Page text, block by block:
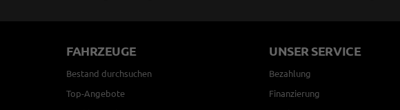
FAHRZEUGE
Bestand durchsuchen
Top-Angebote
UNSER SERVICE
Bezahlung
Finanzierung